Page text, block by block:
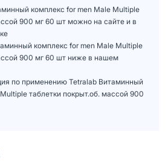
комплекс for men Male Multiple
900 мг 60 шт можно на сайте и в
комплекс for men Male Multiple
900 мг 60 шт ниже в нашем
по применению Tetralab Витаминный
таблетки покрыт.об. массой 900